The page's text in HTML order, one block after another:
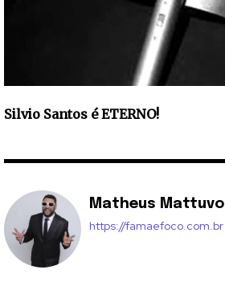
Silvio Santos é ETERNO!
Matheus Mattuvo
https://famaefoco.com.br